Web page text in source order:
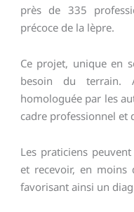
près de 335
précoce de la lèpre.
Ce projet, unique en
besoin du terrain.
homologuée par les
cadre professionnel et
Les praticiens
et recevoir, en moins
favorisant ainsi un